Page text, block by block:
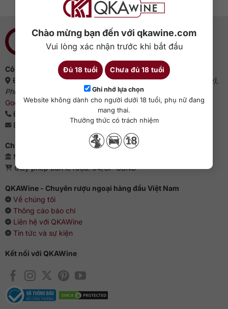
Chào mừng bạn đến với qkawine.com
Vui lòng xác nhận trước khi bắt đầu
Đủ 18 tuổi Chưa đủ 18 tuổi
Ghi nhớ lựa chọn
Website không dành cho người dưới 18 tuổi, phụ nữ đang
mang thai.
Thưởng thức có trách nhiệm
Công ty cổ phần QKAWine
Địa chỉ:
Tầng 1, số 12A, lô TT02, KĐT HDMon (Hải Đăng City),
Phường Mỹ Đình 2, Quận Nam Từ Liêm, Thành phố Hà Nội
Google Maps )
Điện thoại:
0363 909 636
Email:
sales@qkawine.com
Chứng nhận kinh doanh
Mã số doanh nghiệp: 0110385539 - QKAWine JSC
Giấy phép bán lẻ rượu: 04/GP-UBND
QKAWine - Chuyên rượu ngoại hàng đầu Việt Nam
Về chúng tôi
Thông cáo báo chí
Liên hệ với QKAWine
Tin tức và sự kiện
Kết nối với QKAWine